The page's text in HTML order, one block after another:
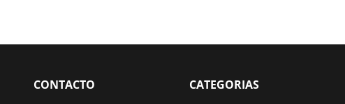
CONTACTO CATEGORIAS